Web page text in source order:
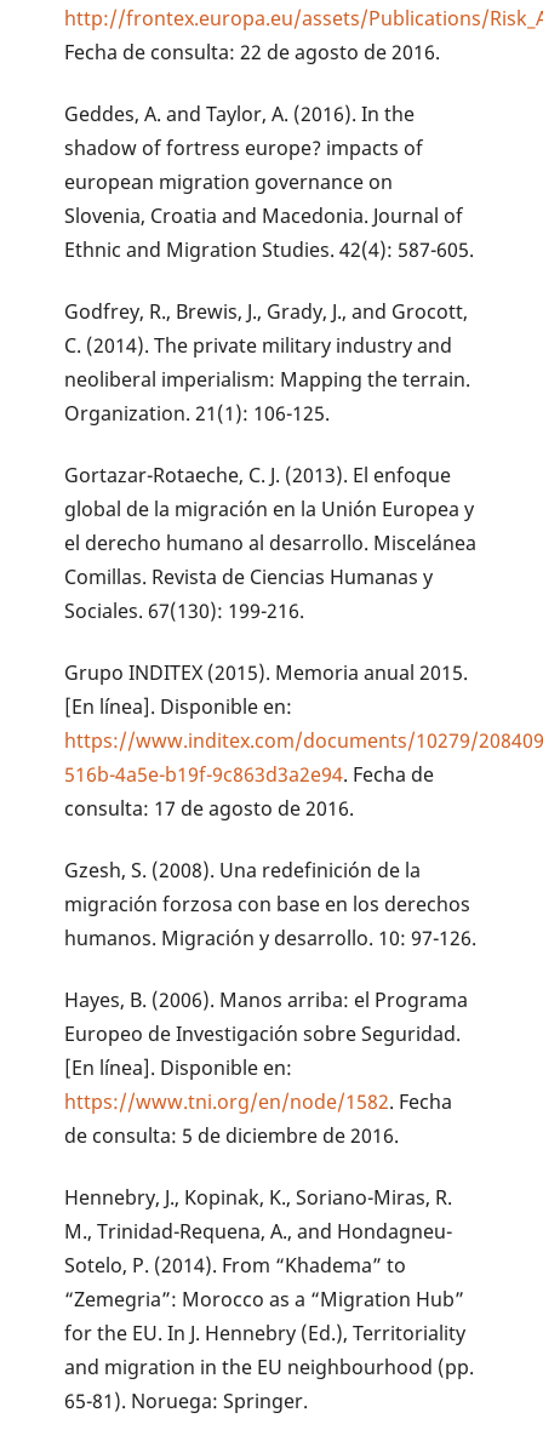
http://frontex.europa.eu/assets/Publications/
Fecha de consulta: 22 de agosto de 2016.
Geddes, A. and Taylor, A. (2016). In the
shadow of fortress europe? impacts of
european migration governance on
Slovenia, Croatia and Macedonia. Journal of
Ethnic and Migration Studies. 42(4): 587-605.
Godfrey, R., Brewis, J., Grady, J., and Grocott,
C. (2014). The private military industry and
neoliberal imperialism: Mapping the terrain.
Organization. 21(1): 106-125.
Gortazar-Rotaeche, C. J. (2013). El enfoque
global de la migración en la Unión Europea y
el derecho humano al desarrollo. Miscelánea
Comillas. Revista de Ciencias Humanas y
Sociales. 67(130): 199-216.
Grupo INDITEX (2015). Memoria anual 2015.
[En línea]. Disponible en:
https://www.inditex.com/documents/10279/
516b-4a5e-b19f-9c863d3a2e94. Fecha de
consulta: 17 de agosto de 2016.
Gzesh, S. (2008). Una redefinición de la
migración forzosa con base en los derechos
humanos. Migración y desarrollo. 10: 97-126.
Hayes, B. (2006). Manos arriba: el Programa
Europeo de Investigación sobre Seguridad.
[En línea]. Disponible en:
https://www.tni.org/en/node/1582. Fecha
de consulta: 5 de diciembre de 2016.
Hennebry, J., Kopinak, K., Soriano-Miras, R.
M., Trinidad-Requena, A., and Hondagneu-
Sotelo, P. (2014). From “Khadema” to
“Zemegria”: Morocco as a “Migration Hub”
for the EU. In J. Hennebry (Ed.), Territoriality
and migration in the EU neighbourhood (pp.
65-81). Noruega: Springer.